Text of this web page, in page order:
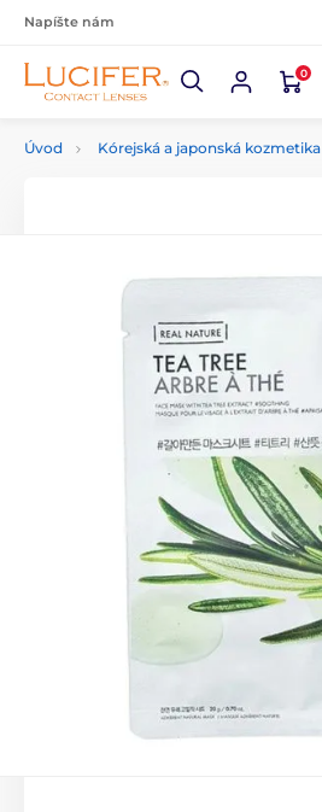
Napíšte nám
0
Úvod Kórejská a japonská kozmetika